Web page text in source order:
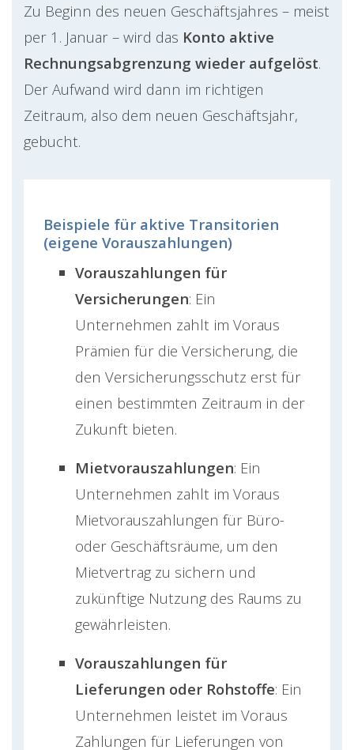
Zu Beginn des neuen Geschäftsjahres – meist
per 1. Januar – wird das Konto aktive
Rechnungsabgrenzung wieder aufgelöst.
Der Aufwand wird dann im richtigen
Zeitraum, also dem neuen Geschäftsjahr,
gebucht.
Beispiele für aktive Transitorien
(eigene Vorauszahlungen)
Vorauszahlungen für
Versicherungen: Ein
Unternehmen zahlt im Voraus
Prämien für die Versicherung, die
den Versicherungsschutz erst für
einen bestimmten Zeitraum in der
Zukunft bieten.
Mietvorauszahlungen: Ein
Unternehmen zahlt im Voraus
Mietvorauszahlungen für Büro-
oder Geschäftsräume, um den
Mietvertrag zu sichern und
zukünftige Nutzung des Raums zu
gewährleisten.
Vorauszahlungen für
Lieferungen oder Rohstoffe: Ein
Unternehmen leistet im Voraus
Zahlungen für Lieferungen von